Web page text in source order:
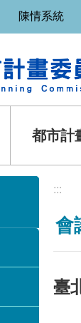
陳情系統
都市計
:::
會
臺